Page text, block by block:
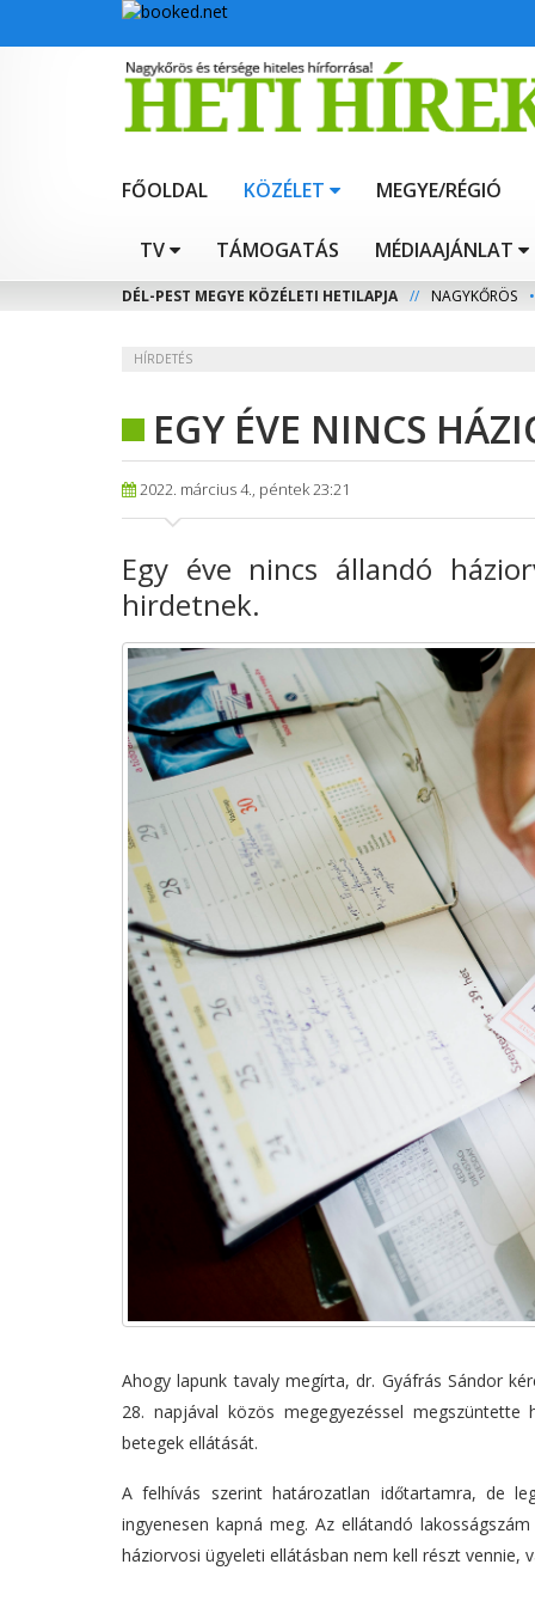
FŐOLDAL KÖZÉLET MEGYE/RÉGIÓ
TV TÁMOGATÁS MÉDIAAJÁNLAT
DÉL-PEST MEGYE KÖZÉLETI HETILAPJA // NAGYKŐRÖS •
HÍRDETÉS
EGY ÉVE NINCS
2022. március 4., péntek 23:21
Egy éve nincs állandó
hirdetnek.
Ahogy lapunk tavaly megírta, dr. Gyáfrás Sándor
28. napjával közös megegyezéssel
betegek ellátását.
A felhívás szerint határozatlan időtartamra, de
ingyenesen kapná meg. Az ellátandó
háziorvosi ügyeleti ellátásban nem kell részt